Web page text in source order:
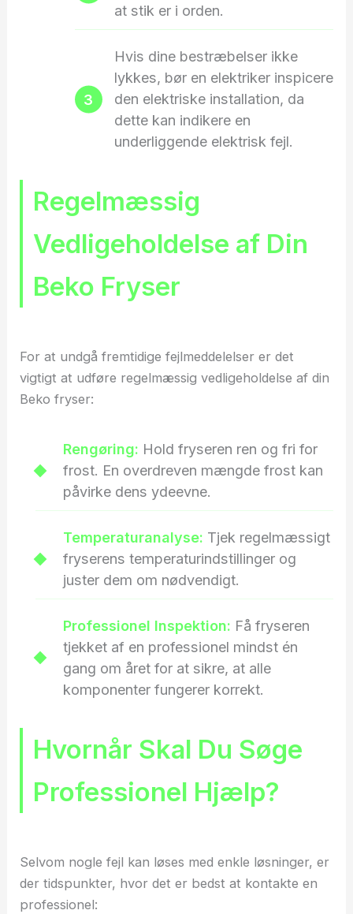
at stik er i orden.
Hvis dine bestræbelser ikke
lykkes, bør en elektriker inspicere
den elektriske installation, da
dette kan indikere en
underliggende elektrisk fejl.
Regelmæssig
Vedligeholdelse af Din
Beko Fryser
For at undgå fremtidige fejlmeddelelser er det
vigtigt at udføre regelmæssig vedligeholdelse af din
Beko fryser:
Rengøring: Hold fryseren ren og fri for
frost. En overdreven mængde frost kan
påvirke dens ydeevne.
Temperaturanalyse: Tjek regelmæssigt
fryserens temperaturindstillinger og
juster dem om nødvendigt.
Professionel Inspektion: Få fryseren
tjekket af en professionel mindst én
gang om året for at sikre, at alle
komponenter fungerer korrekt.
Hvornår Skal Du Søge
Professionel Hjælp?
Selvom nogle fejl kan løses med enkle løsninger, er
der tidspunkter, hvor det er bedst at kontakte en
professionel: